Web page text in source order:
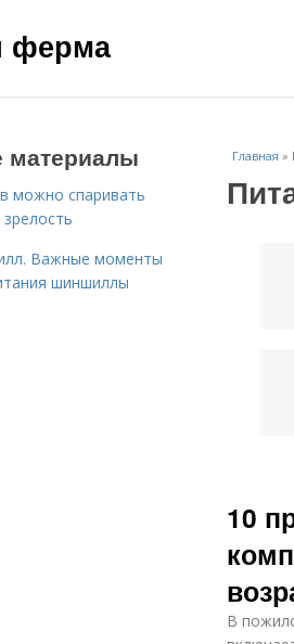
ферма
Главная »
10
В
материалы
можно спаривать
Важные моменты
шиншиллы